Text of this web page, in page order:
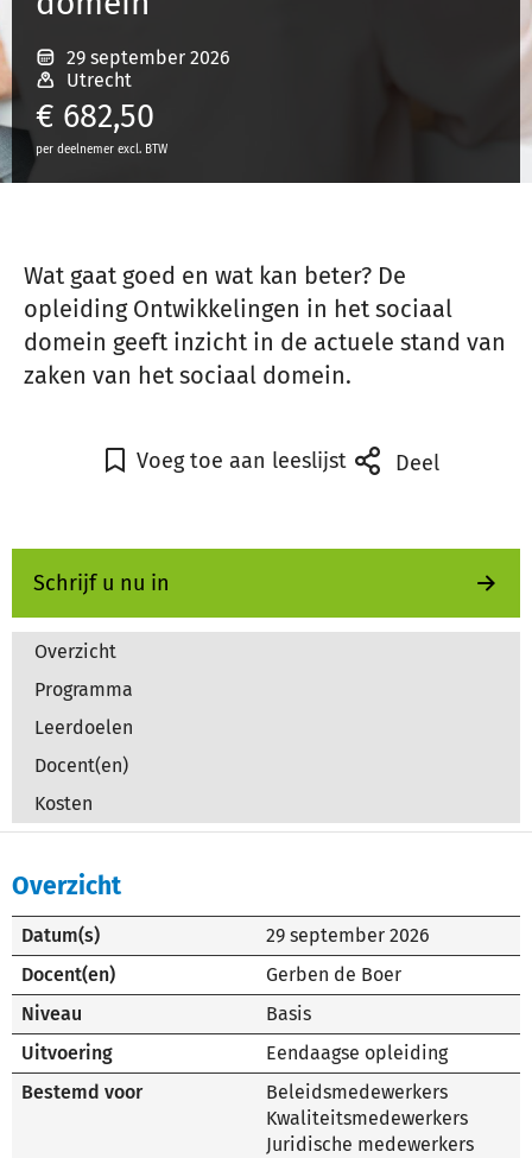
29 september 2026
Utrecht
€ 682,50
per deelnemer excl. BTW
Wat gaat goed en wat kan beter? De
opleiding Ontwikkelingen in het sociaal
domein geeft inzicht in de actuele stand van
zaken van het sociaal domein.
Voeg toe aan leeslijst Deel
Schrijf u nu in
Overzicht
Programma
Leerdoelen
Docent(en)
Kosten
Overzicht
Datum(s)
29 september 2026
Docent(en)
Gerben de Boer
Niveau
Basis
Uitvoering
Eendaagse opleiding
Bestemd voor
Beleidsmedewerkers
Kwaliteitsmedewerkers
Juridische medewerkers